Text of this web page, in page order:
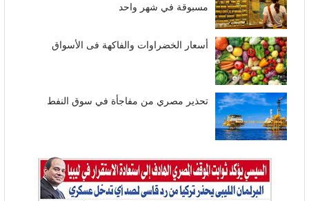
مسبوقة في شهر واحد
أسعار الخضراوات والفاكهة فى الأسواق
تحذير مصري من مفاجأة في سوق النفط